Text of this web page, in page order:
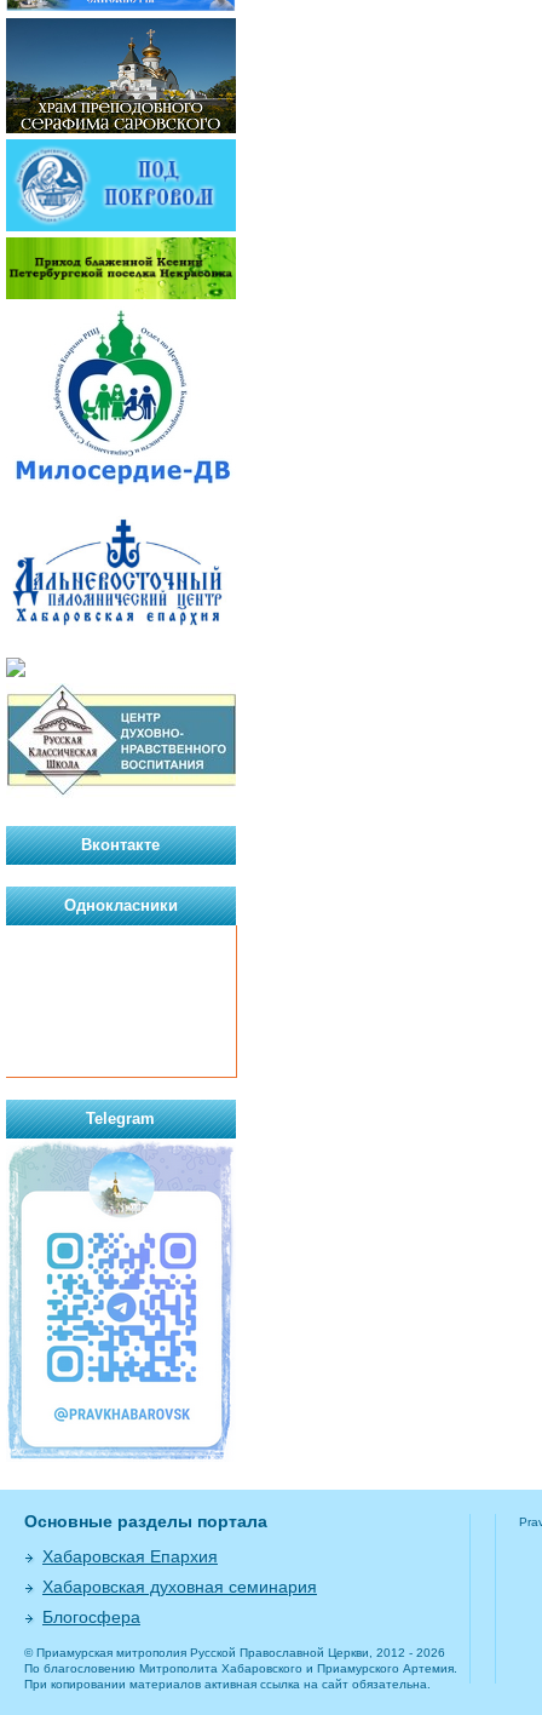
Вконтакте
Однокласники
Telegram
Основные разделы портала
Хабаровская Епархия
Хабаровская духовная семинария
Блогосфера
© Приамурская митрополия Русской Православной Церкви, 2012 - 2026
По благословению Митрополита Хабаровского и Приамурского Артемия.
При копировании материалов активная ссылка на сайт обязательна.